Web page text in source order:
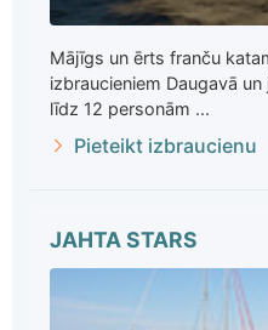
Mājīgs un ērts franču
izbraucieniem Daugavā
līdz 12 personām ...
Pieteikt izbraucienu
JAHTA STARS